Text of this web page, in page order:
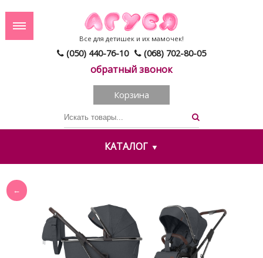
(050) 440-76-10 (068) 702-80-05
обратный звонок
Все для детишек и их мамочек!
Корзина
КАТАЛОГ